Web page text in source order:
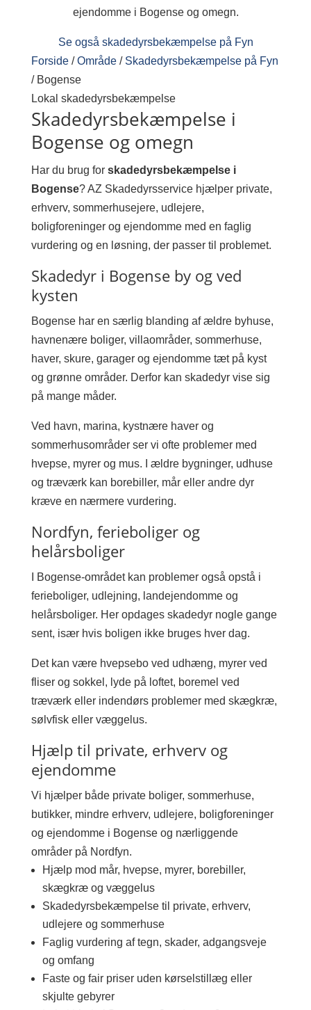
ejendomme i Bogense og omegn.
Se også skadedyrsbekæmpelse på Fyn
Forside / Område / Skadedyrsbekæmpelse på Fyn
/ Bogense
Lokal skadedyrsbekæmpelse
Skadedyrsbekæmpelse i
Bogense og omegn
Har du brug for skadedyrsbekæmpelse i
Bogense? AZ Skadedyrsservice hjælper private,
erhverv, sommerhusejere, udlejere,
boligforeninger og ejendomme med en faglig
vurdering og en løsning, der passer til problemet.
Skadedyr i Bogense by og ved
kysten
Bogense har en særlig blanding af ældre byhuse,
havnenære boliger, villaområder, sommerhuse,
haver, skure, garager og ejendomme tæt på kyst
og grønne områder. Derfor kan skadedyr vise sig
på mange måder.
Ved havn, marina, kystnære haver og
sommerhusområder ser vi ofte problemer med
hvepse, myrer og mus. I ældre bygninger, udhuse
og træværk kan borebiller, mår eller andre dyr
kræve en nærmere vurdering.
Nordfyn, ferieboliger og
helårsboliger
I Bogense-området kan problemer også opstå i
ferieboliger, udlejning, landejendomme og
helårsboliger. Her opdages skadedyr nogle gange
sent, især hvis boligen ikke bruges hver dag.
Det kan være hvepsebo ved udhæng, myrer ved
fliser og sokkel, lyde på loftet, boremel ved
træværk eller indendørs problemer med skægkræ,
sølvfisk eller væggelus.
Hjælp til private, erhverv og
ejendomme
Vi hjælper både private boliger, sommerhuse,
butikker, mindre erhverv, udlejere, boligforeninger
og ejendomme i Bogense og nærliggende
områder på Nordfyn.
Hjælp mod mår, hvepse, myrer, borebiller,
skægkræ og væggelus
Skadedyrsbekæmpelse til private, erhverv,
udlejere og sommerhuse
Faglig vurdering af tegn, skader, adgangsveje
og omfang
Faste og fair priser uden kørselstillæg eller
skjulte gebyrer